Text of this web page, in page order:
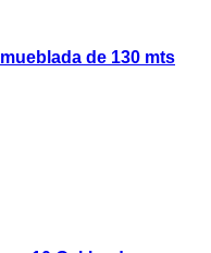
de 130 mts